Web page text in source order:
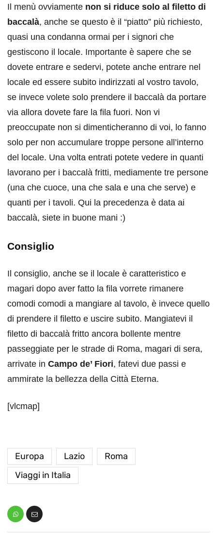
Il menù ovviamente non si riduce solo al filetto di
baccalà, anche se questo è il “piatto” più richiesto,
quasi una condanna ormai per i signori che
gestiscono il locale. Importante è sapere che se
dovete entrare e sedervi, potete anche entrare nel
locale ed essere subito indirizzati al vostro tavolo,
se invece volete solo prendere il baccalà da portare
via allora dovete fare la fila fuori. Non vi
preoccupate non si dimenticheranno di voi, lo fanno
solo per non accumulare troppe persone all’interno
del locale. Una volta entrati potete vedere in quanti
lavorano per i baccalà fritti, mediamente tre persone
(una che cuoce, una che sala e una che serve) e
quanti per i tavoli. Qui la precedenza è data ai
baccalà, siete in buone mani :)
Consiglio
Il consiglio, anche se il locale è caratteristico e
magari dopo aver fatto la fila vorrete rimanere
comodi comodi a mangiare al tavolo, è invece quello
di prendere il filetto e uscire subito. Mangiatevi il
filetto di baccalà fritto ancora bollente mentre
passeggiate per le strade di Roma, magari di sera,
arrivate in Campo de’ Fiori, fatevi due passi e
ammirate la bellezza della Città Eterna.
[vlcmap]
Europa Lazio
Roma
Viaggi in Italia